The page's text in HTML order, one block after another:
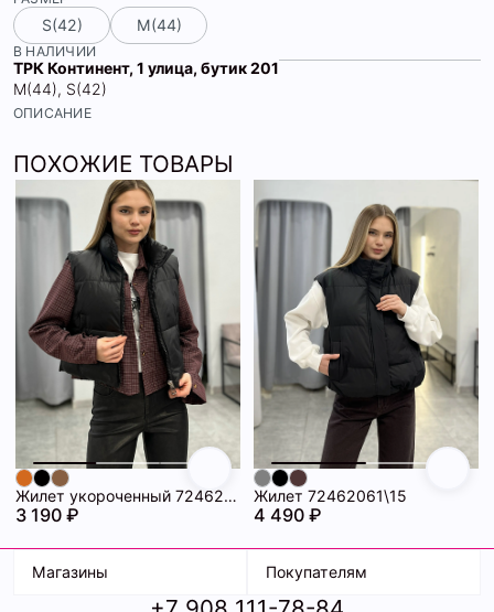
S(42) М(44)
В НАЛИЧИИ
ТРК Континент, 1 улица, бутик 201
М(44), S(42)
ОПИСАНИЕ
ПОХОЖИЕ ТОВАРЫ
Жилет укороченный 72462060\15
3 190 ₽
Жилет 72462061\15
4 490 ₽
Магазины Покупателям